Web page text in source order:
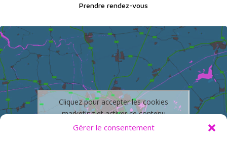
Gérer le consentement
Prendre rendez-vous
Cliquez pour accepter les cookies
marketing et activer ce contenu